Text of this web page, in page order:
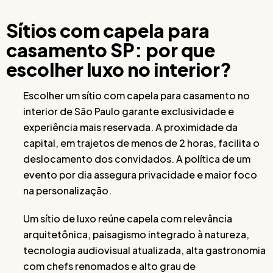
Sítios com capela para
casamento SP: por que
escolher luxo no interior?
Escolher um sítio com capela para casamento no
interior de São Paulo garante exclusividade e
experiência mais reservada. A proximidade da
capital, em trajetos de menos de 2 horas, facilita o
deslocamento dos convidados. A política de um
evento por dia assegura privacidade e maior foco
na personalização.
Um sítio de luxo reúne capela com relevância
arquitetônica, paisagismo integrado à natureza,
tecnologia audiovisual atualizada, alta gastronomia
com chefs renomados e alto grau de